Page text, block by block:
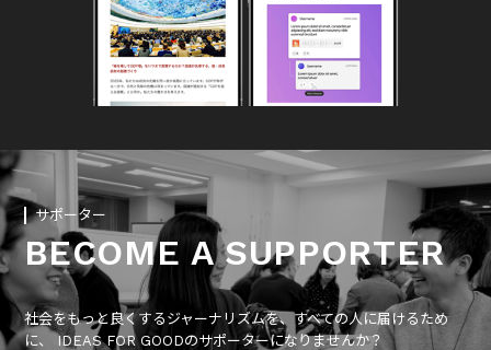
サポーター
BECOME A SUPPORTER
社会をもっと良くするジャーナリズムを、すべての人に届けるため
に、 IDEAS FOR GOODのサポーターになりませんか？